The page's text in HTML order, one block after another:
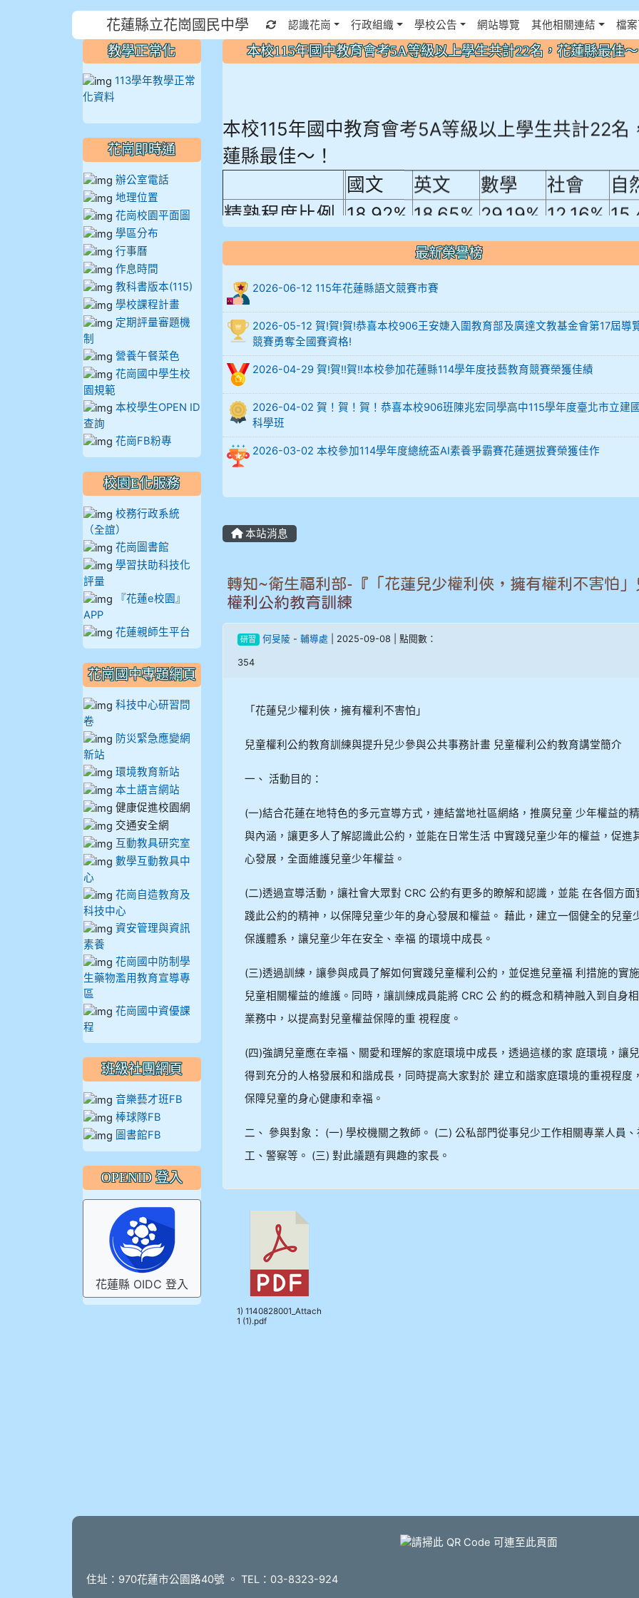
花蓮縣立花崗國民中學 重新取得佈景設定
認識花崗 行政組織 學校公告 網站導覽 其他相關連結 檔
本校115年國中教育會考5A等級以上學生共計22名，花蓮縣最佳～
本校115年國中教育會考5A等級以上學生共計22名
蓮縣最佳～！
國文
英文 數學 社會
自
精熟程度比例 18.92% 18.65% 29.19% 12.16%
906陳兆宏 5A10+ 作文5
912余 嘉 5A10+
914謝佩臻 5A10+
902蘇奕愷
903陳品帆
904彭子庭
905蔣昇和
906江彥臻
907張晏寧
910溫婕伶
911王祉傑
911張 婷
912彭子宸
914王苡澄
最新榮譽榜
2026-06-12 115年花蓮縣語文競賽市賽
2026-05-12 賀!賀!賀!恭喜本校906王安婕入圍教育部及廣達文教基金會第17屆導
競賽勇奪全國賽資格!
2026-04-29 賀!賀!!賀!!本校參加花蓮縣114學年度技藝教育競賽榮獲佳績
2026-04-02 賀！賀！賀！恭喜本校906班陳兆宏同學高中115學年度臺北市立建
科學班
2026-03-02 本校參加114學年度總統盃AI素養爭霸賽花蓮選拔賽榮獲佳作
本站消息
轉知~衛生福利部-『「花蓮兒少權利俠，擁有權利不害怕」
權利公約教育訓練
研習 何旻陵- 輔導處 | 2025-09-08 | 點閱數：
354
「花蓮兒少權利俠，擁有權利不害怕」
兒童權利公約教育訓練與提升兒少參與公共事務計畫 兒童權利公約教育講堂簡介
一、 活動目的：
(一)結合花蓮在地特色的多元宣導方式，連結當地社區網絡，推廣兒童 少年權益的
與內涵，讓更多人了解認識此公約，並能在日常生活 中實踐兒童少年的權益，促進
心發展，全面維護兒童少年權益。
(二)透過宣導活動，讓社會大眾對 CRC 公約有更多的瞭解和認識，並能 在各個方面
踐此公約的精神，以保障兒童少年的身心發展和權益。 藉此，建立一個健全的兒童
保護體系，讓兒童少年在安全、幸福 的環境中成長。
(三)透過訓練，讓參與成員了解如何實踐兒童權利公約，並促進兒童福 利措施的實
兒童相關權益的維護。同時，讓訓練成員能將 CRC 公 約的概念和精神融入到自身
業務中，以提高對兒童權益保障的重 視程度。
(四)強調兒童應在幸福、關愛和理解的家庭環境中成長，透過這樣的家 庭環境，讓
得到充分的人格發展和和諧成長，同時提高大家對於 建立和諧家庭環境的重視程度
保障兒童的身心健康和幸福。
二、 參與對象： (一) 學校機關之教師。 (二) 公私部門從事兒少工作相關專業人員、
工、警察等。 (三) 對此議題有興趣的家長。
1) 1140828001_Attach
1 (1).pdf
教學正常化
113學年教學正常
化資料
花崗即時通
辦公室電話
地理位置
花崗校園平面圖
學區分布
行事曆
作息時間
教科書版本(115)
學校課程計畫
定期評量審題機
制
營養午餐菜色
花崗國中學生校
園規範
本校學生OPEN ID
查詢
花崗FB粉專
校園E化服務
校務行政系統
（全誼）
花崗圖書館
學習扶助科技化
評量
『花蓮e校園』
APP
花蓮親師生平台
花崗國中專題網頁
科技中心研習問
卷
防災緊急應變網
新站
環境教育新站
本土語言網站
健康促進校園網
交通安全網
互動教具研究室
數學互動教具中
心
花崗自造教育及
科技中心
資安管理與資訊
素養
花崗國中防制學
生藥物濫用教育宣導專
區
花崗國中資優課
程
班級社團網頁
音樂藝才班FB
棒球隊FB
圖書館FB
OPENID 登入
花蓮縣 OIDC 登入
住址：970花蓮市公園路40號 。 TEL：03-8323-924